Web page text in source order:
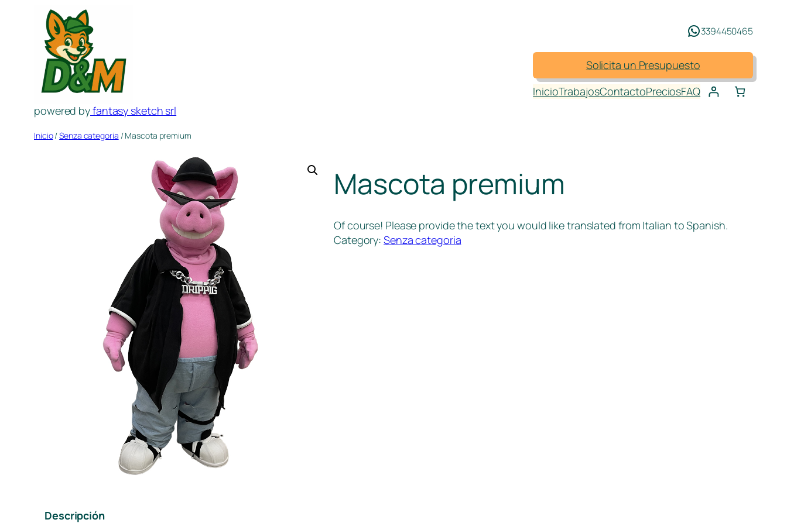
contenido
powered byfantasy sketch srl
3394450465
Solicita un Presupuesto
InicioTrabajosContactoPreciosFAQ
Inicio/Senza categoria / Mascota premium
Mascota premium
Of course! Please provide the text you would like translated from Italian to Spanish.
Category:Senza categoria
Descripción